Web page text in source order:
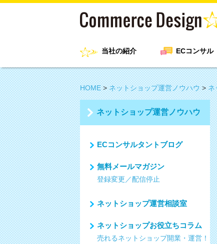
当社の紹介 ECコンサル
HOME>ネットショップ運営ノウハウ>ネ
ネットショップ運営ノウハウ
ECコンサルタントブログ
無料メールマガジン
登録変更／配信停止
ネットショップ運営相談室
ネットショップお役立ちコラム
売れるネットショップ開業・運営！